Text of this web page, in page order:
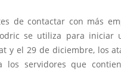
de contactar con más
se utiliza para iniciar
y el 29 de diciembre, los
los servidores que